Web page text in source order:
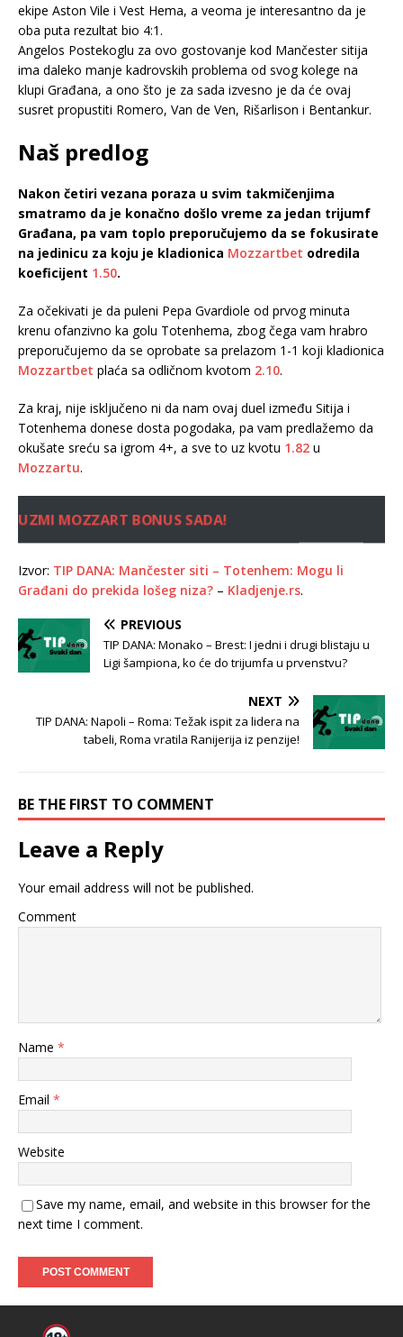
ekipe Aston Vile i Vest Hema, a veoma je interesantno da je
oba puta rezultat bio 4:1.
Angelos Postekoglu za ovo gostovanje kod Mančester sitija
ima daleko manje kadrovskih problema od svog kolege na
klupi Građana, a ono što je za sada izvesno je da će ovaj
susret propustiti Romero, Van de Ven, Rišarlison i Bentankur.
Naš predlog
Nakon četiri vezana poraza u svim takmičenjima
smatramo da je konačno došlo vreme za jedan trijumf
Građana, pa vam toplo preporučujemo da se fokusirate
na jedinicu za koju je kladionica Mozzartbet odredila
koeficijent 1.50.
Za očekivati je da puleni Pepa Gvardiole od prvog minuta
krenu ofanzivno ka golu Totenhema, zbog čega vam hrabro
preporučujemo da se oprobate sa prelazom 1-1 koji kladionica
Mozzartbet plaća sa odličnom kvotom 2.10.
Za kraj, nije isključeno ni da nam ovaj duel između Sitija i
Totenhema donese dosta pogodaka, pa vam predlažemo da
okušate sreću sa igrom 4+, a sve to uz kvotu 1.82 u
Mozzartu.
UZMI MOZZART BONUS SADA!
Izvor: TIP DANA: Mančester siti – Totenhem: Mogu li
Građani do prekida lošeg niza? – Kladjenje.rs.
PREVIOUS
TIP DANA: Monako – Brest: I jedni i drugi blistaju u
Ligi šampiona, ko će do trijumfa u prvenstvu?
NEXT
TIP DANA: Napoli – Roma: Težak ispit za lidera na
tabeli, Roma vratila Ranijerija iz penzije!
BE THE FIRST TO COMMENT
Leave a Reply
Your email address will not be published.
Comment
Name *
Email *
Website
Save my name, email, and website in this browser for the
next time I comment.